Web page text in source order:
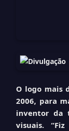
O logo mais
2006, para
inventor da
visuais.